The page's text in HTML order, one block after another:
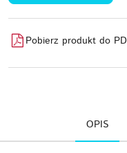
Pobierz produkt do
OPIS